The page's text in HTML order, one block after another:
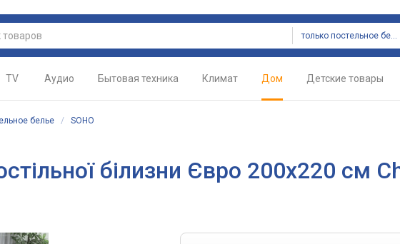
только постельное белье
TV Аудио Бытовая техника Климат Дом Детские товары
белье / SOHO
білизни Євро 200х220 см